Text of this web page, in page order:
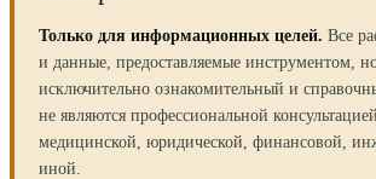
Только для информационных целей. Все
и данные, предоставляемые инструментом,
исключительно ознакомительный и
не являются профессиональной
медицинской, юридической, финансовой,
иной.